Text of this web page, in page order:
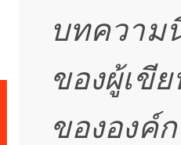
บทความ
ของผู้เขี
ขององค์